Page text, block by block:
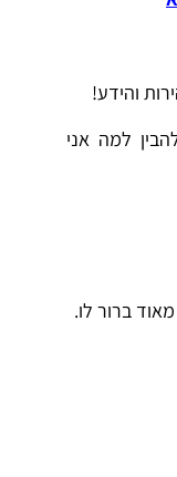
והידע!
למה אני
מאוד ברור לו.